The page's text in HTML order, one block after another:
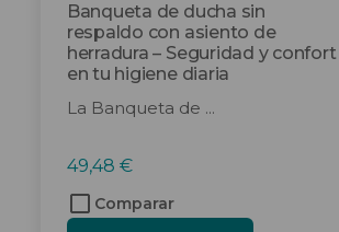
Banqueta de ducha sin
respaldo con asiento de
herradura – Seguridad y confort
en tu higiene diaria
La Banqueta de ...
49,48 €
Comparar